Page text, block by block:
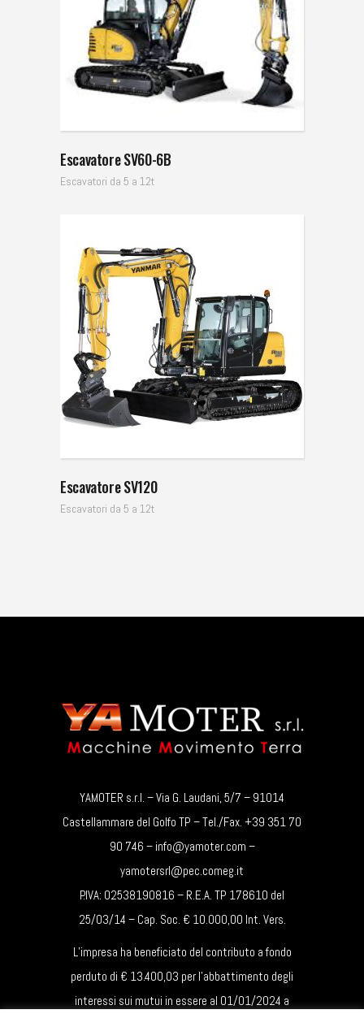
Escavatore SV60-6B
Escavatori da 5 a 12t
Escavatore SV120
Escavatori da 5 a 12t
YAMOTER s.r.l. – Via G. Laudani, 5/7 – 91014
Castellammare del Golfo TP – Tel./Fax. +39 351 70
90 746 – info@yamoter.com –
yamotersrl@pec.comeg.it
P.IVA: 02538190816 – R.E.A. TP 178610 del
25/03/14 – Cap. Soc. € 10.000,00 Int. Vers.
L’impresa ha beneficiato del contributo a fondo
perduto di € 13.400,03 per l’abbattimento degli
interessi sui mutui in essere al 01/01/2024 a